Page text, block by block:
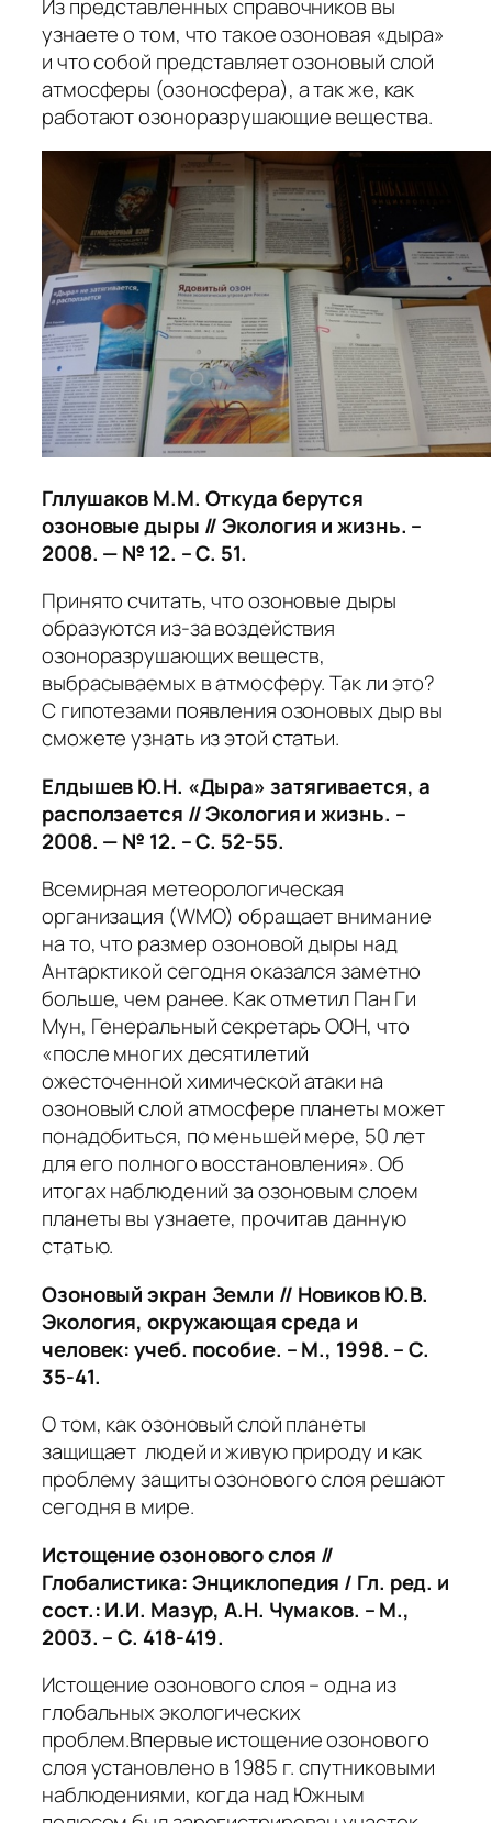
Из представленных справочников вы
узнаете о том, что такое озоновая «дыра»
и что собой представляет озоновый слой
атмосферы (озоносфера), а так же, как
работают озоноразрушающие вещества.
Гллушаков М.М. Откуда берутся
озоновые дыры // Экология и жизнь. –
2008. — № 12. – С. 51.
Принято считать, что озоновые дыры
образуются из-за воздействия
озоноразрушающих веществ,
выбрасываемых в атмосферу. Так ли это?
С гипотезами появления озоновых дыр вы
сможете узнать из этой статьи.
Елдышев Ю.Н. «Дыра» затягивается, а
расползается // Экология и жизнь. –
2008. — № 12. – С. 52-55.
Всемирная метеорологическая
организация (WMO) обращает внимание
на то, что размер озоновой дыры над
Антарктикой сегодня оказался заметно
больше, чем ранее. Как отметил Пан Ги
Мун, Генеральный секретарь ООН, что
«после многих десятилетий
ожесточенной химической атаки на
озоновый слой атмосфере планеты может
понадобиться, по меньшей мере, 50 лет
для его полного восстановления». Об
итогах наблюдений за озоновым слоем
планеты вы узнаете, прочитав данную
статью.
Озоновый экран Земли // Новиков Ю.В.
Экология, окружающая среда и
человек: учеб. пособие. – М., 1998. – С.
35-41.
О том, как озоновый слой планеты
защищает людей и живую природу и как
проблему защиты озонового слоя решают
сегодня в мире.
Истощение озонового слоя //
Глобалистика: Энциклопедия / Гл. ред. и
сост.: И.И. Мазур, А.Н. Чумаков. – М.,
2003. – С. 418-419.
Истощение озонового слоя – одна из
глобальных экологических
проблем.Впервые истощение озонового
слоя установлено в 1985 г. спутниковыми
наблюдениями, когда над Южным